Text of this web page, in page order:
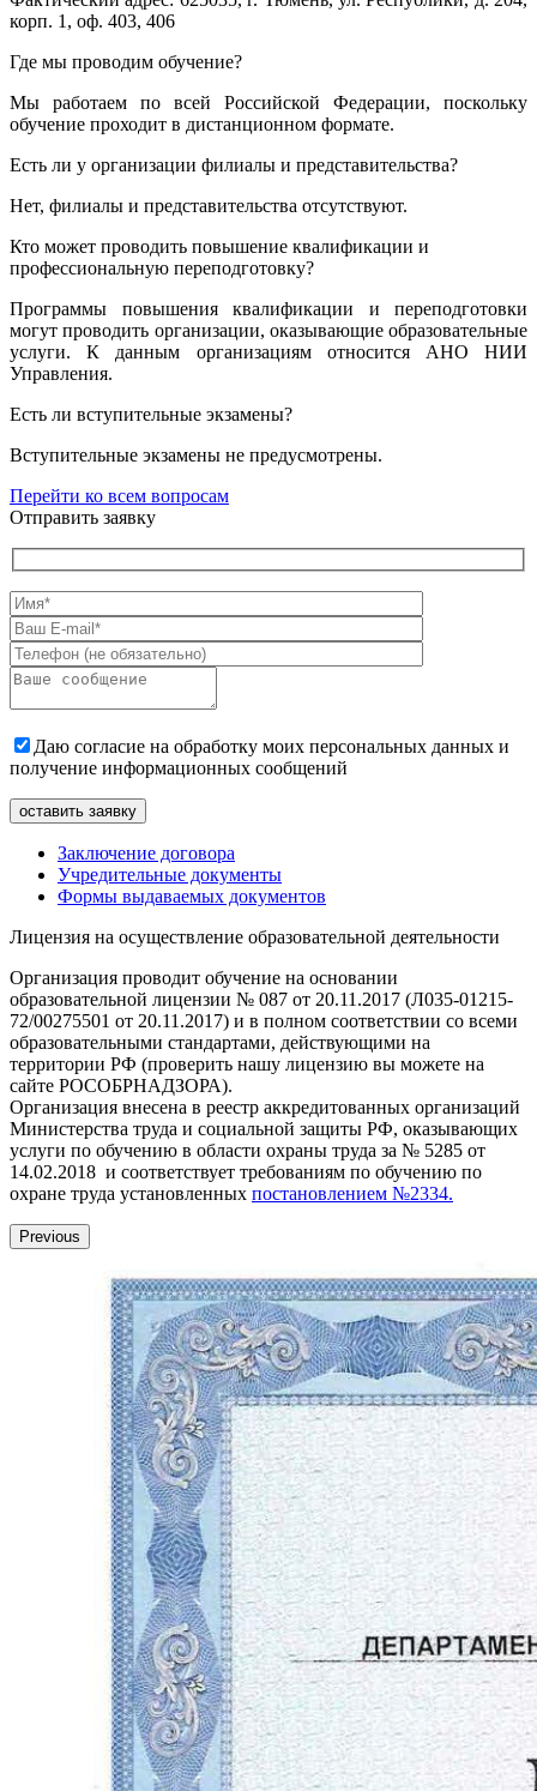
корп. 1, оф. 403, 406
Где мы проводим обучение?
Мы работаем по всей Российской Федерации, поскольку
обучение проходит в дистанционном формате.
Есть ли у организации филиалы и представительства?
Нет, филиалы и представительства отсутствуют.
Кто может проводить повышение квалификации и
профессиональную переподготовку?
Программы повышения квалификации и переподготовки
могут проводить организации, оказывающие образовательные
услуги. К данным организациям относится АНО НИИ
Управления.
Есть ли вступительные экзамены?
Вступительные экзамены не предусмотрены.
Перейти ко всем вопросам
Отправить заявку
Даю согласие на обработку моих персональных данных и
получение информационных сообщений
Заключение договора
Учредительные документы
Формы выдаваемых документов
Лицензия на осуществление образовательной деятельности
Организация проводит обучение на основании
образовательной лицензии № 087 от 20.11.2017 (Л035-01215-
72/00275501 от 20.11.2017) и в полном соответствии со всеми
образовательными стандартами, действующими на
территории РФ (проверить нашу лицензию вы можете на
сайте РОСОБРНАДЗОРА).
Организация внесена в реестр аккредитованных организаций
Министерства труда и социальной защиты РФ, оказывающих
услуги по обучению в области охраны труда за № 5285 от
14.02.2018 и соответствует требованиям по обучению по
охране труда установленных постановлением №2334.
Previous